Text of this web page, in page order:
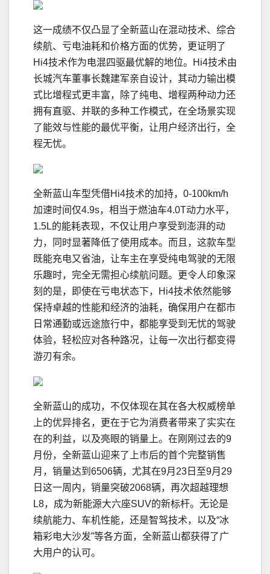
这一成绩不仅凸显了全新蓝山在混动技术、综合
续航、亏电油耗和价格方面的优势，更证明了
Hi4技术作为电混四驱最优解的地位。Hi4技术由
长城汽车董事长魏建军亲自设计，其动力输出模
式比增程式更丰富，除了纯电、增程两种动力还
拥有直驱、并联的多种工作模式，在全场景实现
了能效与性能的最优平衡，让用户经济出行，全
程无忧。
全新蓝山车型凭借Hi4技术的加持，0-100km/h
加速时间仅4.9s，相当于燃油车4.0T动力水平，
1.5L的能耗表现，不仅让用户享受到澎湃的动
力，同时显著降低了使用成本。而且，这款车型
既能充电又省油，让车主在享受纯电驾驶的无限
乐趣时，完全无需担心续航问题。更令人印象深
刻的是，即使在亏电状态下，Hi4技术依然能够
保持卓越的性能和经济的油耗，确保用户在都市
日常通勤或远途旅行中，都能享受到无忧的驾驶
体验，轻松应对各种路况，让每一次出行都变得
游刃有余。
全新蓝山的成功，不仅体现在其在各大权威榜单
上的优异排名，更在于它为消费者带来了实实在
在的利益，以及亮眼的销量上。在刚刚过去的9
月份，全新蓝山迎来了上市后的首个完整销售
月，销量达到6506辆，尤其在9月23日至9月29
日这一周内，销量突破2068辆，再次超越理想
L8，成为新能源大六座SUV的新标杆。无论是
续航能力、车机性能，还是智驾技术，以及“冰
箱彩电大沙发”等各方面，全新蓝山都获得了广
大用户的认可。